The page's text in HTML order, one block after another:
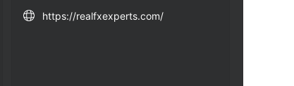
https://realfxexperts.com/